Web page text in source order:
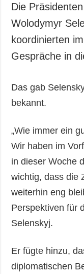
Die
Wolodymyr
koordinierten
Gespräche in
Das gab
bekannt.
„Wie immer ein
Wir haben im
in dieser Woche
wichtig, dass die
weiterhin eng
Perspektiven für
Selenskyj.
Er fügte hinzu,
diplomatischen